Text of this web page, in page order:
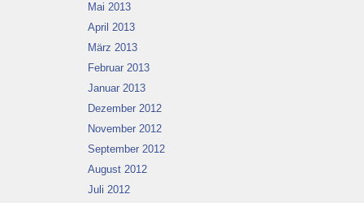
Mai 2013
April 2013
März 2013
Februar 2013
Januar 2013
Dezember 2012
November 2012
September 2012
August 2012
Juli 2012